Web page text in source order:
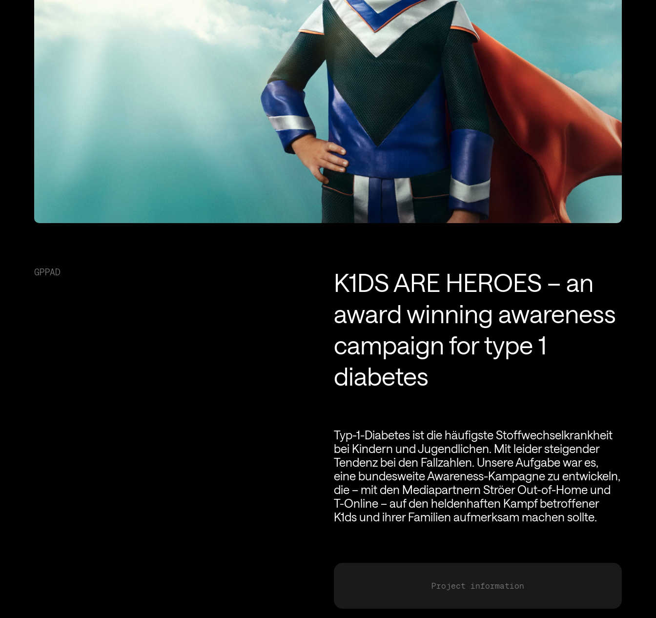
GPPAD
K1DS ARE HEROES – an
award winning awareness
campaign for type 1
diabetes
Typ-1-Diabetes ist die häufigste Stoffwechselkrankheit
bei Kindern und Jugendlichen. Mit leider steigender
Tendenz bei den Fallzahlen. Unsere Aufgabe war es,
eine bundesweite Awareness-Kampagne zu entwickeln,
die – mit den Mediapartnern Ströer Out-of-Home und
T-Online – auf den heldenhaften Kampf betroffener
K1ds und ihrer Familien aufmerksam machen sollte.
Project information